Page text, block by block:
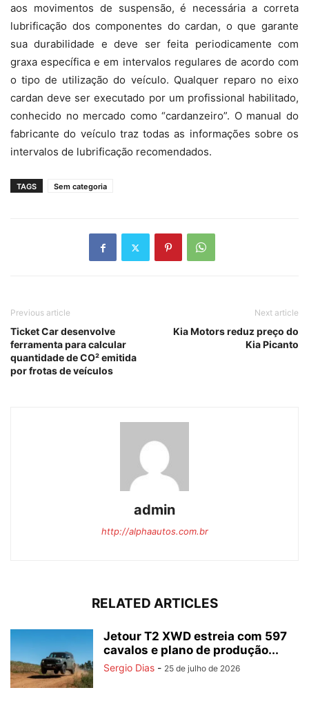
aos movimentos de suspensão, é necessária a correta
lubrificação dos componentes do cardan, o que garante
sua durabilidade e deve ser feita periodicamente com
graxa específica e em intervalos regulares de acordo com
o tipo de utilização do veículo. Qualquer reparo no eixo
cardan deve ser executado por um profissional habilitado,
conhecido no mercado como “cardanzeiro”. O manual do
fabricante do veículo traz todas as informações sobre os
intervalos de lubrificação recomendados.
TAGS Sem categoria
Previous article
Ticket Car desenvolve
ferramenta para calcular
quantidade de CO² emitida
por frotas de veículos
Next article
Kia Motors reduz preço do
Kia Picanto
admin
http://alphaautos.com.br
RELATED ARTICLES
Jetour T2 XWD estreia com 597
cavalos e plano de produção...
Sergio Dias - 25 de julho de 2026